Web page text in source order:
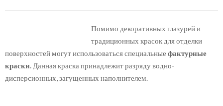
Помимо декоративных глазурей и
традиционных красок для отделки
поверхностей могут использоваться специальные фактурные
краски . Данная краска принадлежит разряду водно-
дисперсионных, загущенных наполнителем.